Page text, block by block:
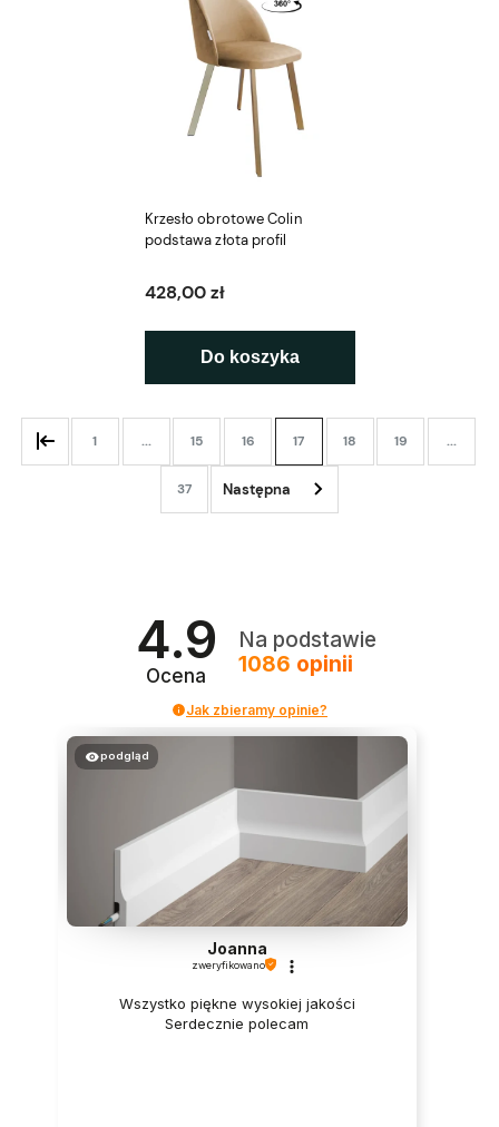
Krzesło obrotowe Colin
podstawa złota profil
428,00 zł
Do koszyka
1 ... 15 16 17 18 19 ...
37
4.9
Ocena
Na podstawie
1086 opinii
Jak zbieramy opinie?
podgląd
Joanna
zweryfikowano
Wszystko piękne wysokiej jakości
Serdecznie polecam